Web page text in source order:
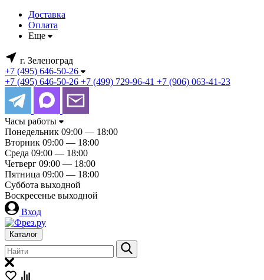
Доставка
Оплата
Еще
г. Зеленоград
+7 (495) 646-50-26
+7 (495) 646-50-26 +7 (499) 729-96-41 +7 (906) 063-41-23
Часы работы
Понедельник 09:00 — 18:00
Вторник 09:00 — 18:00
Среда 09:00 — 18:00
Четверг 09:00 — 18:00
Пятница 09:00 — 18:00
Суббота выходной
Воскресенье выходной
Вход
Каталог